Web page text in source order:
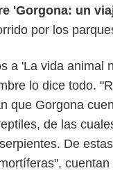
'Gorgona: un
por los
a 'La vida animal
lo dice todo.
que Gorgona
de las
De
cuentan